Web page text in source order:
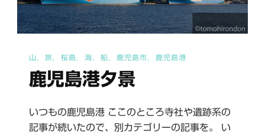
山 旅 桜島 海 船 鹿児島市 鹿児島港
鹿児島港夕景
いつもの鹿児島港 ここのところ寺社や遺跡系の
記事が続いたので、別カテゴリーの記事を。 い